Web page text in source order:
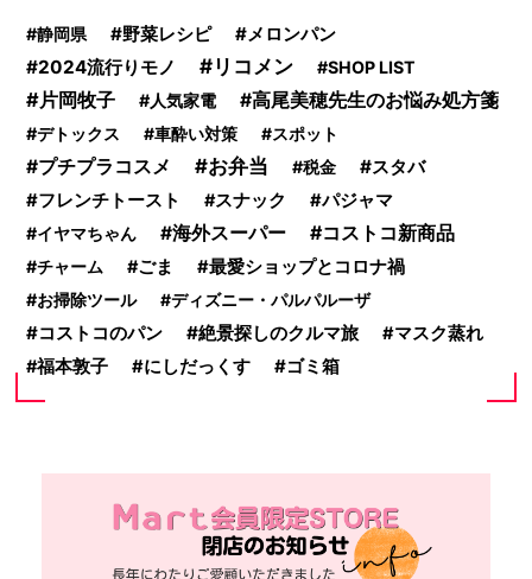
静岡県 野菜レシピ
メロンパン
2024流行りモノ
リコメン SHOP LIST
片岡牧子 人気家電 高尾美穂先生のお悩み処方箋
デトックス 車酔い対策 スポット
プチプラコスメ お弁当 税金 スタバ
フレンチトースト スナック パジャマ
イヤマちゃん 海外スーパー コストコ新商品
チャーム ごま 最愛ショップとコロナ禍
お掃除ツール ディズニー・パルパルーザ
コストコのパン 絶景探しのクルマ旅
マスク蒸れ
福本敦子
にしだっくす ゴミ箱